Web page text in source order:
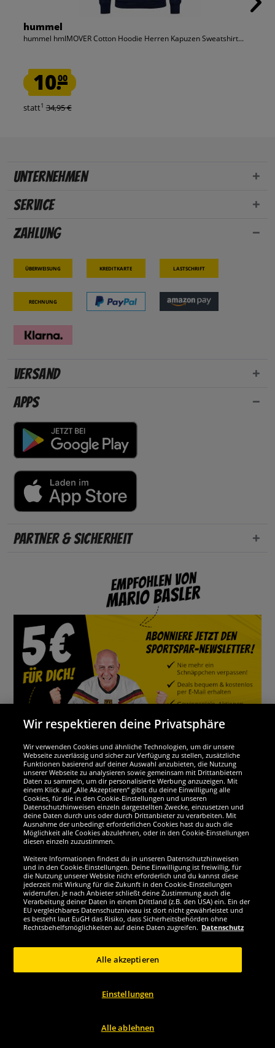
hummel
hummel hmlMOVER Cotton Hoodie Herren Kapuzen Sweatshirt...
10.00
statt1 34,95 €
Unternehmen
Service
Zahlung
Überweisung Kreditkarte Lastschrift
Rechnung
Versand
Apps
Partner & Sicherheit
Wir sind ausgezeichnet
Werde SportSpar-Fan!
Copyright © 2024 Sportspar GmbH, Gustav-Adolf-Ring 7, 04838 Eilenburg DE -
*Alle Preise inkl. gesetzl. Mehrwertsteuer zzgl.
Mitgliedschaft
Wir respektieren deine Privatsphäre
Wir verwenden Cookies und ähnliche Technologien, um dir unsere
Webseite zuverlässig und sicher zur Verfügung zu stellen, zusätzliche
Funktionen basierend auf deiner Auswahl anzubieten, die Nutzung
unserer Webseite zu analysieren sowie gemeinsam mit Drittanbietern
Daten zu sammeln, um dir personalisierte Werbung anzuzeigen. Mit
einem Klick auf „Alle Akzeptieren“ gibst du deine Einwilligung alle
Cookies, für die in den Cookie-Einstellungen und unseren
Datenschutzhinweisen einzeln dargestellten Zwecke, einzusetzen und
deine Daten durch uns oder durch Drittanbieter zu verarbeiten. Mit
Ausnahme der unbedingt erforderlichen Cookies hast du auch die
Möglichkeit alle Cookies abzulehnen, oder in den Cookie-Einstellungen
diesen einzeln zuzustimmen.
Weitere Informationen findest du in unseren Datenschutzhinweisen
und in den Cookie-Einstellungen. Deine Einwilligung ist freiwillig, für
die Nutzung unserer Website nicht erforderlich und du kannst diese
jederzeit mit Wirkung für die Zukunft in den Cookie-Einstellungen
widerrufen. Je nach Anbieter schließt deine Zustimmung auch die
Verarbeitung deiner Daten in einem Drittland (z.B. den USA) ein. Ein der
EU vergleichbares Datenschutzniveau ist dort nicht gewährleistet und
es besteht laut EuGH das Risiko, dass Sicherheitsbehörden ohne
Rechtsbehelfsmöglichkeiten auf deine Daten zugreifen. Datenschutz
Einstellungen
Alle ablehnen
Alle akzeptieren